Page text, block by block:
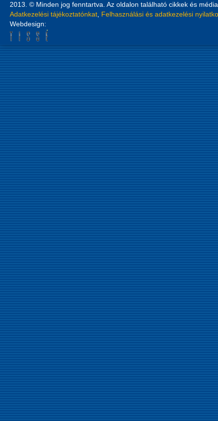
2013. © Minden jog fenntartva. Az oldalon található cikkek és
Adatkezelési tájékoztatónkat Felhasználási és adatkezelési
Webdesign: